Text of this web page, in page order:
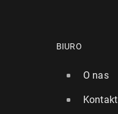
BIURO
O nas
Kontakt